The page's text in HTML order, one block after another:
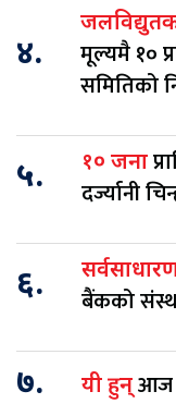
४.
मूल्यमै १०
समितिको
५. १० जना
दर्ज्यानी
६.
बैंकको
७. यी हुन्आज